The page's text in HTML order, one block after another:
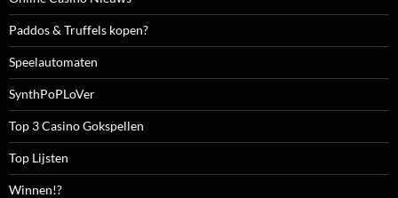
Paddos & Truffels kopen?
Speelautomaten
SynthPoPLoVer
Top 3 Casino Gokspellen
Top Lijsten
Winnen!?